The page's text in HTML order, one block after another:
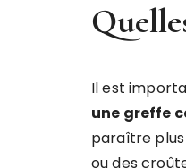
Il est
une greffe
paraître
ou des